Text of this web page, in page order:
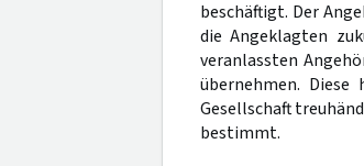
beschäftigt. Der
die Angeklagten
veranlassten
übernehmen.
Gesellschaft
bestimmt.